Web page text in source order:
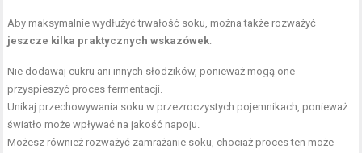
Aby maksymalnie wydłużyć trwałość soku, można także rozważyć
jeszcze kilka praktycznych wskazówek:
Nie dodawaj cukru ani innych słodzików, ponieważ mogą one
przyspieszyć proces fermentacji.
Unikaj przechowywania soku w przezroczystych pojemnikach, ponieważ
światło może wpływać na jakość napoju.
Możesz również rozważyć zamrażanie soku, chociaż proces ten może